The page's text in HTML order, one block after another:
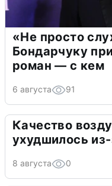
«Не просто
Бондарчуку
роман — с кем
6 августа 91
Качество
ухудшилось
8 августа 0